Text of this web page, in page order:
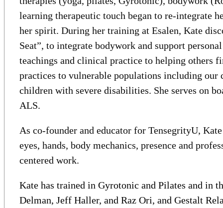
learning therapeutic touch began to re-integrate
her spirit. During her training at Esalen, Kate
Seat”, to integrate bodywork and support
teachings and clinical practice to helping others
practices to vulnerable populations including
children with severe disabilities. She serves on
ALS.
As co-founder and educator for TensegrityU,
eyes, hands, body mechanics, presence and
centered work.
Kate has trained in Gyrotonic and Pilates and in
Delman, Jeff Haller, and Raz Ori, and Gestalt